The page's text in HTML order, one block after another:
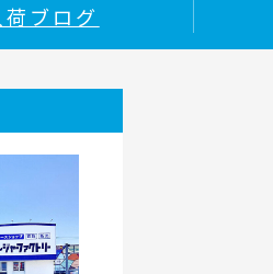
ブログ